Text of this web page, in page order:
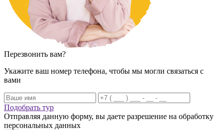
Перезвонить вам?
Укажите ваш номер телефона, чтобы мы могли связаться с
вами
Подобрать тур
Отправляя данную форму, вы даете разрешение на обработку
персональных данных